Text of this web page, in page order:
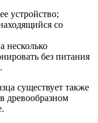
устройство;
со
несколько
без питания
существует также
древообразном